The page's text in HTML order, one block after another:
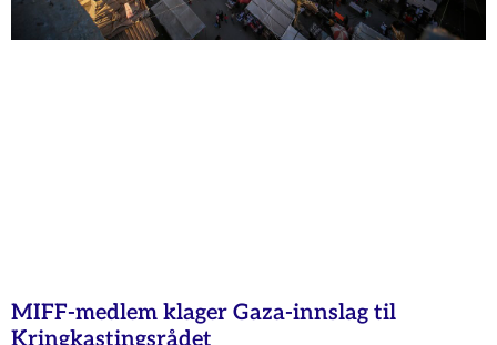
MIFF-medlem klager Gaza-innslag til
Kringkastingsrådet